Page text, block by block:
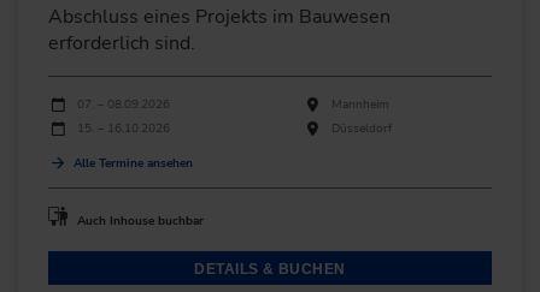
Abschluss eines Projekts im Bauwesen
erforderlich sind.
Durchführungen
Veranstaltungsdatum
07. – 08.09.2026
Mannheim
15. – 16.10.2026
Düsseldorf
Alle Termine ansehen
Auch Inhouse buchbar
DETAILS & BUCHEN